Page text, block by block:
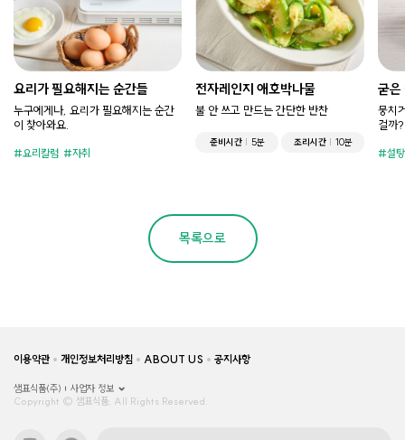
요리가 필요해지는 순간들
누구에게나, 요리가 필요해지는 순간
이 찾아와요.
요리칼럼 자취
전자레인지 애호박나물
불 안 쓰고 만드는 간단한 반찬
준비시간 5분 조리시간 10분
굳은
뭉치
걸까?
설탕
목록으로
이용약관 개인정보처리방침 ABOUT US 공지사항
샘표식품(주)
사업자 정보
Copyright © 샘표식품, All Rights Reserved.